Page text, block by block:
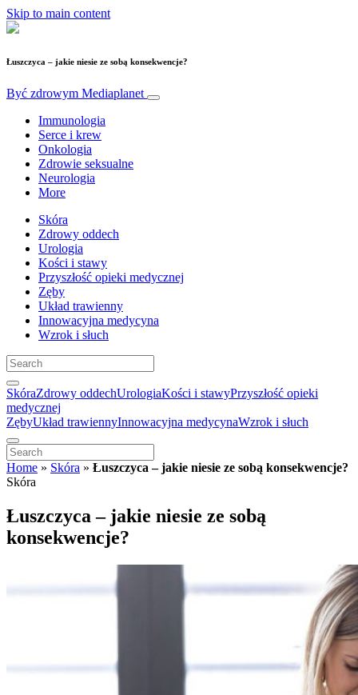
Skip to main content
Łuszczyca – jakie niesie ze sobą konsekwencje?
Być zdrowym Mediaplanet
Immunologia
Serce i krew
Onkologia
Zdrowie seksualne
Neurologia
More
Skóra
Zdrowy oddech
Urologia
Kości i stawy
Przyszłość opieki medycznej
Zęby
Układ trawienny
Innowacyjna medycyna
Wzrok i słuch
SkóraZdrowy oddechUrologiaKości i stawyPrzyszłość opieki
medycznej
ZębyUkład trawiennyInnowacyjna medycynaWzrok i słuch
Home » Skóra » Łuszczyca – jakie niesie ze sobą konsekwencje?
Skóra
Łuszczyca – jakie niesie ze sobą
konsekwencje?